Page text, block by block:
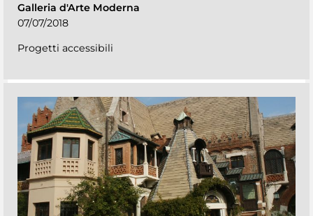
Galleria d'Arte Moderna
07/07/2018
Progetti accessibili